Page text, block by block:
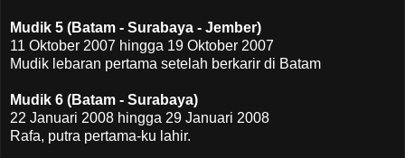
Mudik 5 (Batam - Surabaya - Jember)
11 Oktober 2007 hingga 19 Oktober 2007
Mudik lebaran pertama setelah berkarir di Batam
Mudik 6 (Batam - Surabaya)
22 Januari 2008 hingga 29 Januari 2008
Rafa, putra pertama-ku lahir.